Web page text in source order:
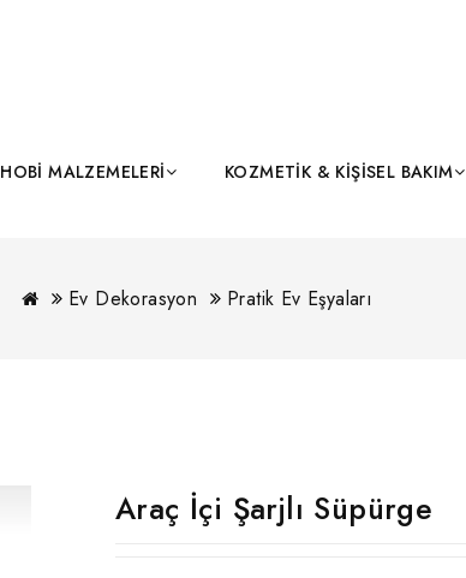
HOBI MALZEMELERI KOZMETIK & KIŞISEL BAKIM
Ev Dekorasyon Pratik Ev Eşyaları
Araç İçi Şarjlı Süpürge